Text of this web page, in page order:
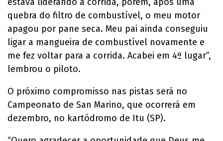
quebra do filtro de combustível, o meu motor
apagou por pane seca. Meu pai ainda conseguiu
ligar a mangueira de combustível novamente e
me fez voltar para a corrida. Acabei em 4º lugar”,
lembrou o piloto.
O próximo compromisso nas pistas será no
Campeonato de San Marino, que ocorrerá em
dezembro, no kartódromo de Itu (SP).